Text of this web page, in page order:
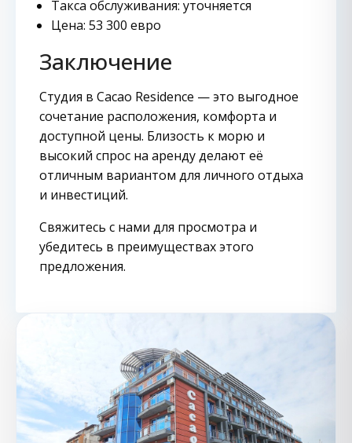
Такса обслуживания: уточняется
Цена: 53 300 евро
Заключение
Студия в Cacao Residence — это выгодное
сочетание расположения, комфорта и
доступной цены. Близость к морю и
высокий спрос на аренду делают её
отличным вариантом для личного отдыха
и инвестиций.
Свяжитесь с нами для просмотра и
убедитесь в преимуществах этого
предложения.